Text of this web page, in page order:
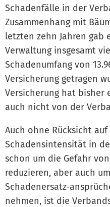
Schadenfälle in der
Zusammenhang mit
letzten zehn Jahren gab
Verwaltung insgesamt
Schadenumfang von
Versicherung getragen
Versicherung hat bisher
auch nicht von der
Auch ohne Rücksicht
Schadensintensität in
schon um die Gefahr
reduzieren, aber auch
Schadenersatz-
nehmen, ist die